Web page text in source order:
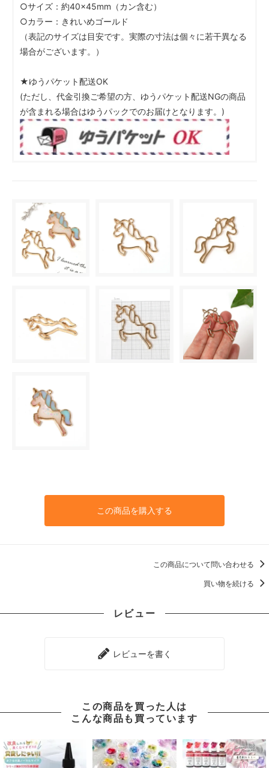
○サイズ：約40×45mm（カン含む）
○カラー：きれいめゴールド
（表記のサイズは目安です。実際の寸法は個々に若干異なる
場合がございます。）
★ゆうパケット配送OK
(ただし、代金引換ご希望の方、ゆうパケット配送NGの商品
が含まれる場合はゆうパックでのお届けとなります。)
この商品を購入する
この商品について問い合わせる
買い物を続ける
レビュー
レビューを書く
この商品を買った人は
こんな商品も買っています